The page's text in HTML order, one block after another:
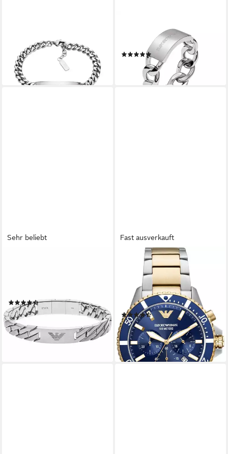
Edelstahl
119,00 €
lieferbar - in 1-2 Werktagen bei dir
Fingerring Schmuck
Geschenk Edelstahl
75,00 €
lieferbar - in 1-2 Werktagen bei dir
Sehr beliebt
(47)
ab 139,99 €
lieferbar - in 1-2 Werktagen bei dir
Fast ausverkauft
EMPORIO ARMANI
Chronograph AR11362,
Quarzuhr, Armbanduhr,
Herrenuhr, Edelstahlarmband,
bis 10 bar wasserd.
(12)
ab 219,90 €
lieferbar - in 4-5 Werktagen bei dir